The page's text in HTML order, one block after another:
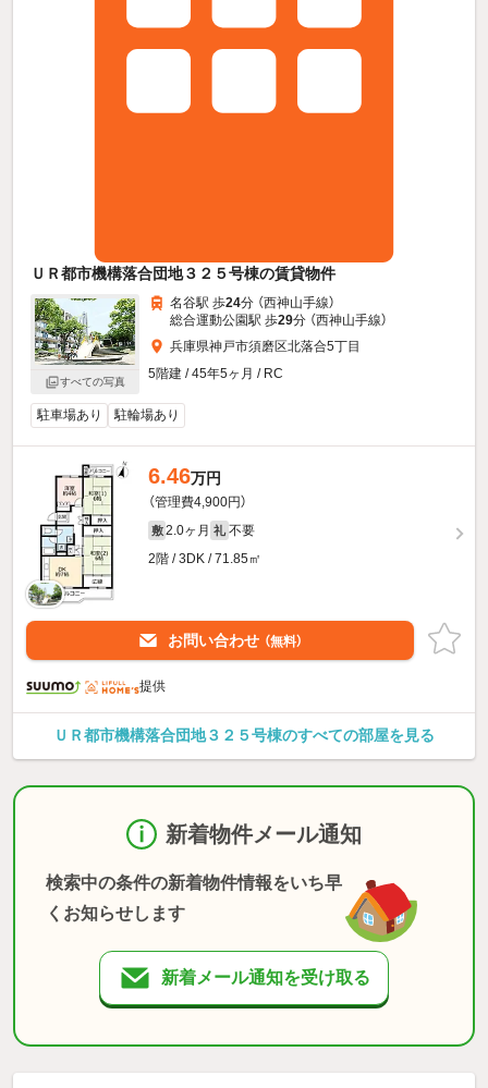
ＵＲ都市機構落合団地３２５号棟の賃貸物件
すべての写真
名谷駅 歩24分 （西神山手線）
総合運動公園駅 歩29分 （西神山手線）
兵庫県神戸市須磨区北落合5丁目
5階建 / 45年5ヶ月 / RC
駐車場あり 駐輪場あり
6.46万円
（管理費4,900円）
敷 2.0ヶ月 礼 不要
2階 / 3DK / 71.85㎡
お問い合わせ （無料）
提供
ＵＲ都市機構落合団地３２５号棟のすべての部屋を見る
新着物件メール通知
検索中の条件の新着物件情報をいち早
くお知らせします
新着メール通知を受け取る